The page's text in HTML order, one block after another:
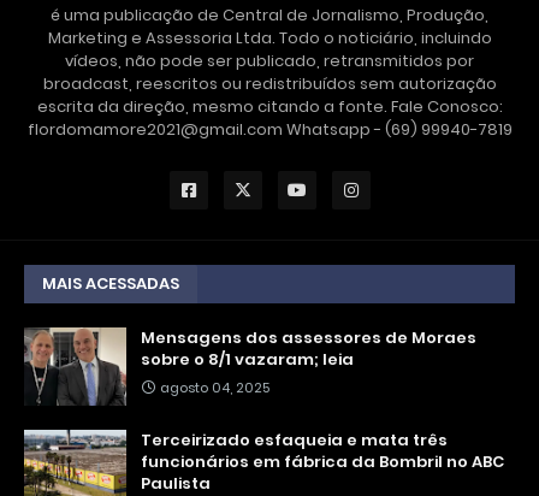
é uma publicação de Central de Jornalismo, Produção,
Marketing e Assessoria Ltda. Todo o noticiário, incluindo
vídeos, não pode ser publicado, retransmitidos por
broadcast, reescritos ou redistribuídos sem autorização
escrita da direção, mesmo citando a fonte. Fale Conosco:
flordomamore2021@gmail.com Whatsapp - (69) 99940-7819
MAIS ACESSADAS
Mensagens dos assessores de Moraes
sobre o 8/1 vazaram; leia
agosto 04, 2025
Terceirizado esfaqueia e mata três
funcionários em fábrica da Bombril no ABC
Paulista